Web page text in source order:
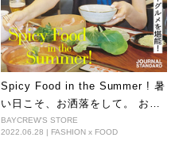
Spicy Food in the Summer ! 暑
い日こそ、お洒落をして。 お酒
を片手にスパイシーグルメを堪
能！
BAYCREW'S STORE
2022.06.28 | FASHION x FOOD